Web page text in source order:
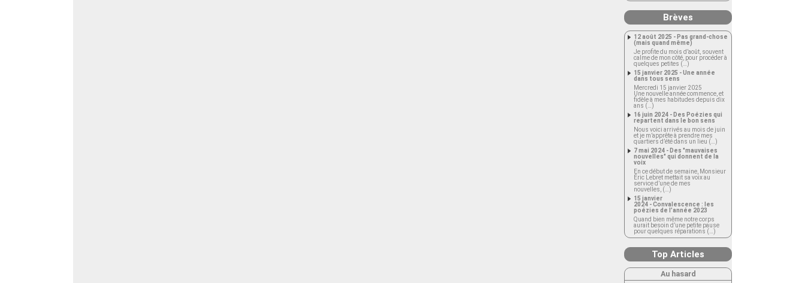
Brèves
12 août 2025 - Pas grand-chose
(mais quand même)
Je profite du mois d’août, souvent
calme de mon côté, pour procéder à
quelques petites (…)
15 janvier 2025 - Une année
dans tous sens
Mercredi 15 janvier 2025
Une nouvelle année commence, et
fidèle à mes habitudes depuis dix
ans (…)
16 juin 2024 - Des Poézies qui
repartent dans le bon sens
Nous voici arrivés au mois de juin
et je m’apprête à prendre mes
quartiers d’été dans un lieu (…)
7 mai 2024 - Des "mauvaises
nouvelles" qui donnent de la
voix
En ce début de semaine, Monsieur
Éric Lebret mettait sa voix au
service d’une de mes
nouvelles, (…)
15 janvier
2024 - Convalescence : les
poézies de l’année 2023
Quand bien même notre corps
aurait besoin d’une petite pause
pour quelques réparations (…)
Top Articles
Au hasard